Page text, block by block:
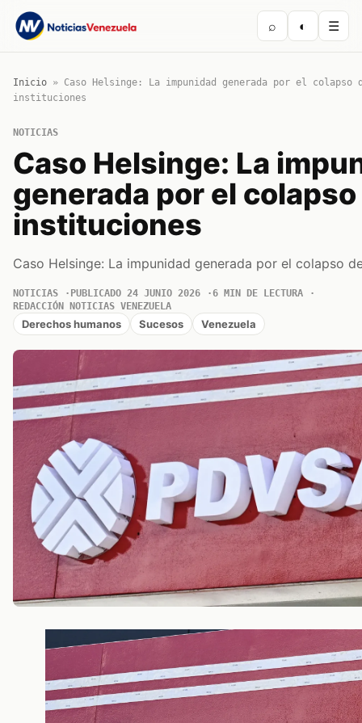
⌕ ◐ ☰
Inicio » Caso Helsinge: La impunidad generada por el colapso
instituciones
NOTICIAS
Caso Helsinge: La
generada por el
instituciones
Caso Helsinge: La impunidad generada por el colapso
NOTICIAS PUBLICADO 24 JUNIO 2026
6 MIN DE LECTURA
REDACCIÓN NOTICIAS VENEZUELA
Derechos humanos Sucesos Venezuela